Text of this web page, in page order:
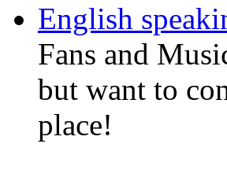
English
Fans and
but want to
place!